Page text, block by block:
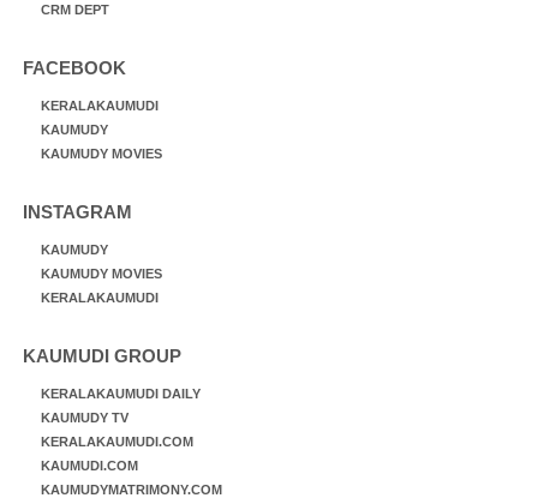
CRM DEPT
FACEBOOK
KERALAKAUMUDI
KAUMUDY
KAUMUDY MOVIES
INSTAGRAM
KAUMUDY
KAUMUDY MOVIES
KERALAKAUMUDI
KAUMUDI GROUP
KERALAKAUMUDI DAILY
KAUMUDY TV
KERALAKAUMUDI.COM
KAUMUDI.COM
KAUMUDYMATRIMONY.COM